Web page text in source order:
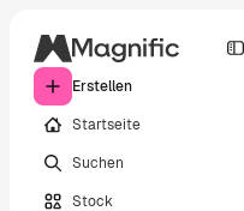
Erstellen
Startseite
Suchen
Stock